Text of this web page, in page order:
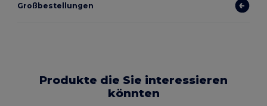
Großbestellungen
Produkte die Sie interessieren
könnten